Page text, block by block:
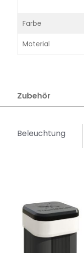
Farbe
Material
Zubehör
Beleuchtung